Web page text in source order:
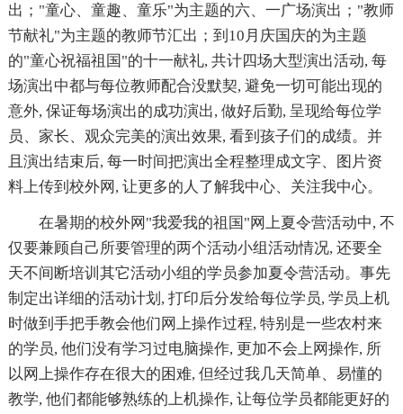
出；"童心、童趣、童乐"为主题的六、一广场演出；"教师
节献礼"为主题的教师节汇出；到10月庆国庆的为主题
的"童心祝福祖国"的十一献礼, 共计四场大型演出活动, 每
场演出中都与每位教师配合没默契, 避免一切可能出现的
意外, 保证每场演出的成功演出, 做好后勤, 呈现给每位学
员、家长、观众完美的演出效果, 看到孩子们的成绩。并
且演出结束后, 每一时间把演出全程整理成文字、图片资
料上传到校外网, 让更多的人了解我中心、关注我中心。
在暑期的校外网"我爱我的祖国"网上夏令营活动中, 不
仅要兼顾自己所要管理的两个活动小组活动情况, 还要全
天不间断培训其它活动小组的学员参加夏令营活动。事先
制定出详细的活动计划, 打印后分发给每位学员, 学员上机
时做到手把手教会他们网上操作过程, 特别是一些农村来
的学员, 他们没有学习过电脑操作, 更加不会上网操作, 所
以网上操作存在很大的困难, 但经过我几天简单、易懂的
教学, 他们都能够熟练的上机操作, 让每位学员都能更好的